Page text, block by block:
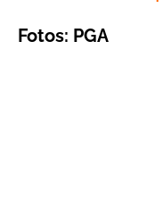
Fotos: PGA